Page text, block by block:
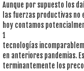
Aunque por supuesto los
las fuerzas productivas
hoy contamos
1
tecnologías
en anteriores pandemias.
terminantemente los